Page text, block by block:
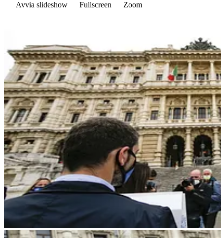
Avvia slideshow
Fullscreen Zoom